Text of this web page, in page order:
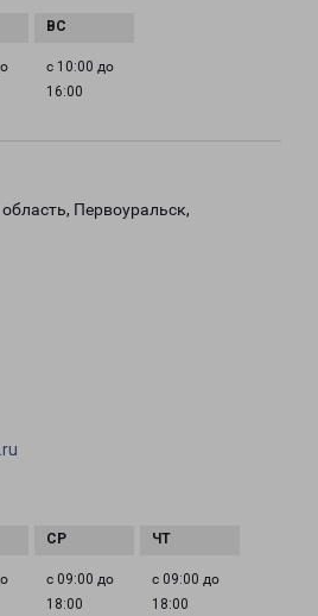
с 10:00 до
16:00
Первоуральск,
с 09:00 до
18:00
с 09:00 до
18:00